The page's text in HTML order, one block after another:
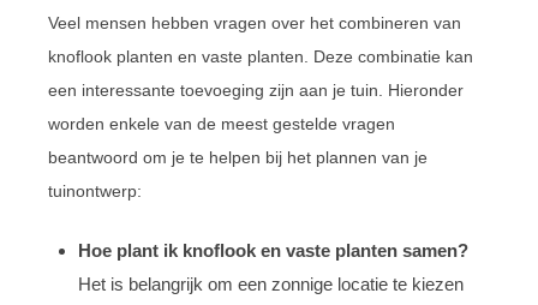
Veel mensen hebben vragen over het combineren van
knoflook planten en vaste planten. Deze combinatie kan
een interessante toevoeging zijn aan je tuin. Hieronder
worden enkele van de meest gestelde vragen
beantwoord om je te helpen bij het plannen van je
tuinontwerp:
Hoe plant ik knoflook en vaste planten samen?
Het is belangrijk om een zonnige locatie te kiezen